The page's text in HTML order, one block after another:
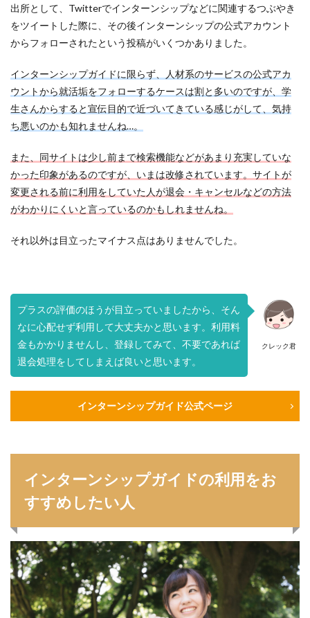
出所として、Twitterでインターンシップなどに関連するつぶやき
をツイートした際に、その後インターンシップの公式アカウント
からフォローされたという投稿がいくつかありました。
インターンシップガイドに限らず、人材系のサービスの公式アカ
ウントから就活垢をフォローするケースは割と多いのですが、学
生さんからすると宣伝目的で近づいてきている感じがして、気持
ち悪いのかも知れませんね…。
また、同サイトは少し前まで検索機能などがあまり充実していな
かった印象があるのですが、いまは改修されています。サイトが
変更される前に利用をしていた人が退会・キャンセルなどの方法
がわかりにくいと言っているのかもしれませんね。
それ以外は目立ったマイナス点はありませんでした。
クレック君
プラスの評価のほうが目立っていましたから、そん
なに心配せず利用して大丈夫かと思います。利用料
金もかかりませんし、登録してみて、不要であれば
退会処理をしてしまえば良いと思います。
インターンシップガイド公式ページ
インターンシップガイドの利用をお
すすめしたい人